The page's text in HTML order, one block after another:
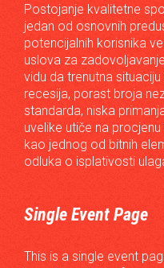
Postojanje kvalitetne
jedan od osnovnih
potencijalnih korisnika
uslova za
vidu da trenutna
recesija, porast broja
standarda, niska
uvelike utiče na
kao jednog od bitnih
odluka o isplativosti
Single Event Page
This is a single event